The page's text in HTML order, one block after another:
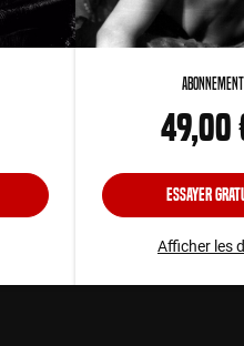
Essayer
Afficher les